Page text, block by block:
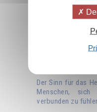
Der
Der Sinn für das
Menschen,
verbunden zu